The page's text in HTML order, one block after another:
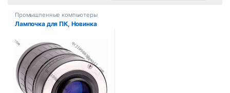
Промышленные компьютеры
Лампочка для ПК, Новинка